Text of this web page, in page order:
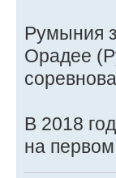
Румыния
Орадее
В 2018
на